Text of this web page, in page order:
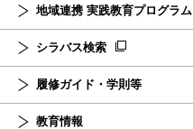
地域連携 実践教育プログラム
シラバス検索
履修ガイド・学則等
教育情報